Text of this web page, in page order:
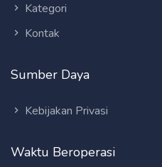
Kategori
Kontak
Sumber Daya
Kebijakan Privasi
Waktu Beroperasi